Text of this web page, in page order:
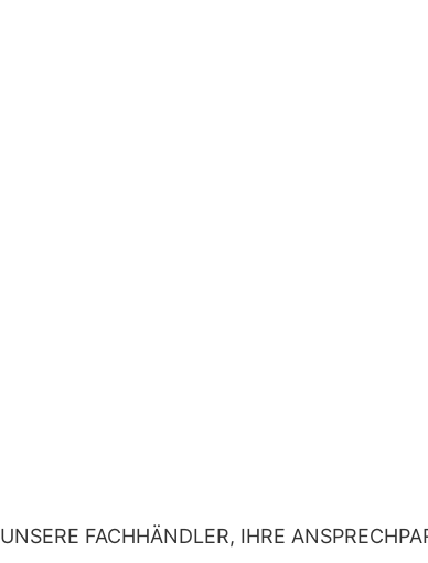
UNSERE FACHHÄNDLER, IHRE